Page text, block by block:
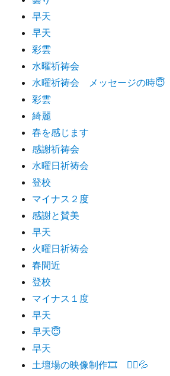
早天
早天
彩雲
水曜祈祷会
水曜祈祷会 メッセージの時😇
彩雲
綺麗
春を感じます
感謝祈祷会
水曜日祈祷会
登校
マイナス２度
感謝と賛美
早天
火曜日祈祷会
春間近
登校
マイナス１度
早天
早天😇
早天
土壇場の映像制作🎞 🏃‍♂️💦